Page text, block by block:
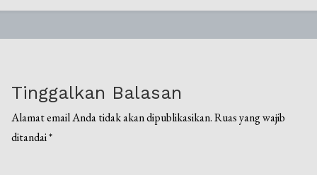
Tinggalkan Balasan
Alamat email Anda tidak akan dipublikasikan. Ruas yang wajib
ditandai*